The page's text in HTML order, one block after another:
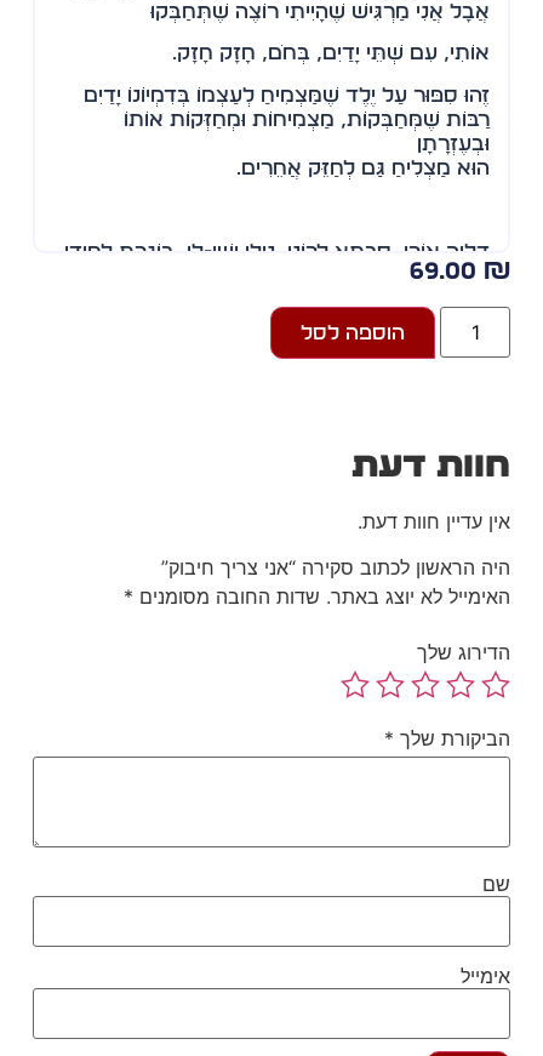
אֲבָל אֲנִי מַרְגִּישׁ שֶׁהָיִיתִי רוֹצֶה שֶׁתְּחַבְּקוּ
אוֹתִי, עִם שְׁתֵּי יָדַיִם, בְּחֹם, חָזָק חָזָק.
זֶהוּ סִפּוּר עַל יֶלֶד שֶׁמַּצְמִיחַ לְעַצְמוֹ בְּדִמְיוֹנוֹ יָדַיִם
רַבּוֹת שֶׁמְּחַבְּקוֹת, מַצְמִיחוֹת וּמְחַזְּקוֹת אוֹתוֹ
וּבְעֶזְרָתָן
הוּא מַצְלִיחַ גַּם לְחַזֵּק אֲחֵרִים.
דַּלְיָה אוֹרֶן, סָבְתָא לְרוֹנִי, נִילִי וְשַׁי-לִי, בּוֹגֶרֶת לִמּוּדֵי
תֵּרַפְּיָה בְּאָמָּנוּת, עוֹסֶקֶת בְּאָמָּנוּת וּכְתִיבָה.
69.00
הוספה לסל
דעת
עדיין חוות דעת.
הראשון לכתוב סקירה “אני צריך חיבוק”
לא יוצג באתר. שדות החובה מסומנים*
שלך
שלך *